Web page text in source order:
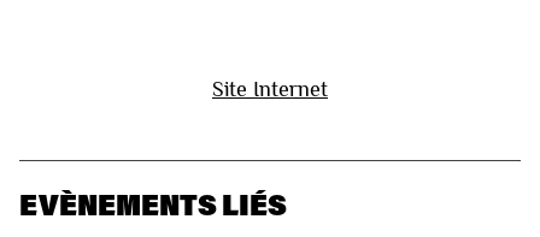
Site Internet
EVÈNEMENTS LIÉS